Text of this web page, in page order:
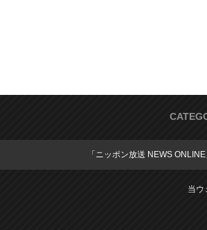
「ニッポン放送 NEWS
当ウ